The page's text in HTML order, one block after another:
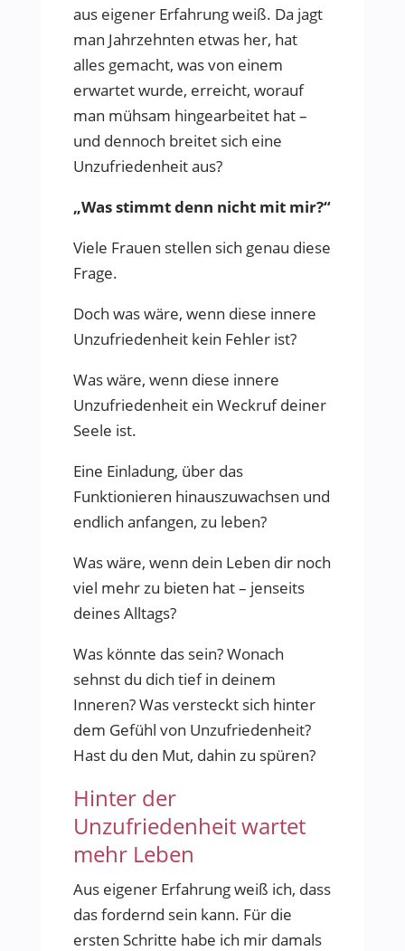
aus eigener Erfahrung weiß. Da jagt
man Jahrzehnten etwas her, hat
alles gemacht, was von einem
erwartet wurde, erreicht, worauf
man mühsam hingearbeitet hat –
und dennoch breitet sich eine
Unzufriedenheit aus?
„Was stimmt denn nicht mit mir?“
Viele Frauen stellen sich genau diese
Frage.
Doch was wäre, wenn diese innere
Unzufriedenheit kein Fehler ist?
Was wäre, wenn diese innere
Unzufriedenheit ein Weckruf deiner
Seele ist.
Eine Einladung, über das
Funktionieren hinauszuwachsen und
endlich anfangen, zu leben?
Was wäre, wenn dein Leben dir noch
viel mehr zu bieten hat – jenseits
deines Alltags?
Was könnte das sein? Wonach
sehnst du dich tief in deinem
Inneren? Was versteckt sich hinter
dem Gefühl von Unzufriedenheit?
Hast du den Mut, dahin zu spüren?
Hinter der
Unzufriedenheit wartet
mehr Leben
Aus eigener Erfahrung weiß ich, dass
das fordernd sein kann. Für die
ersten Schritte habe ich mir damals